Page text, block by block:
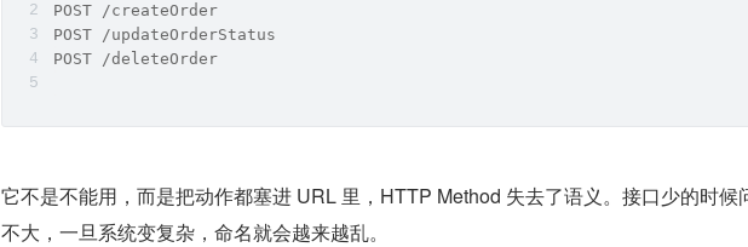
POST /createOrder
POST /updateOrderStatus
POST /deleteOrder
它不是不能用，而是把动作都塞进 URL 里，HTTP Method 失去了语义。接口少的时候
不大，一旦系统变复杂，命名就会越来越乱。